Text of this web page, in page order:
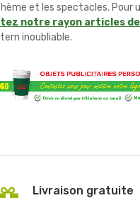
et les spectacles. Pour
notre rayon articles
inoubliable.
Livraison gratuite